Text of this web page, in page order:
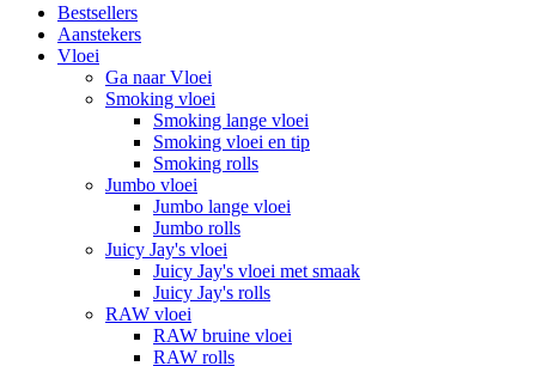
Bestsellers
Aanstekers
Vloei
Ga naar Vloei
Smoking vloei
Smoking lange vloei
Smoking vloei en tip
Smoking rolls
Jumbo vloei
Jumbo lange vloei
Jumbo rolls
Juicy Jay's vloei
Juicy Jay's vloei met smaak
Juicy Jay's rolls
RAW vloei
RAW bruine vloei
RAW rolls